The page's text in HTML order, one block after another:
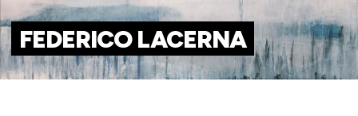
FEDERICO LACERNA